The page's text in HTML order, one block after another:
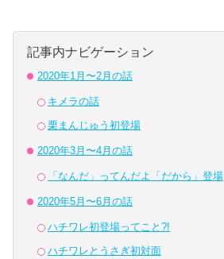
記事内ナビゲーション
2020年1月〜2月の話
キメラの話
栗まんじゅう初登場
2020年3月〜4月の話
「なんだ」ってんだよ「だから」登場
2020年5月〜6月の話
ハチワレ初登場ってこと?!
ハチワレとうさぎ初対面